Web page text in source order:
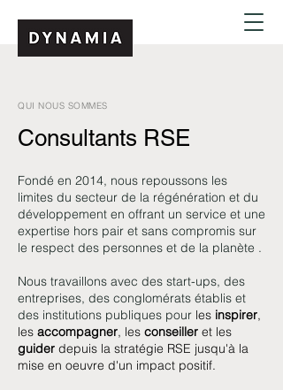
QUI NOUS SOMMES
Consultants RSE
Fondé en 2014, nous repoussons les
limites du secteur de la régénération et du
développement en offrant un service et une
expertise hors pair et sans compromis sur
le respect des personnes et de la planète .
Nous travaillons avec des start-ups, des
entreprises, des conglomérats établis et
des institutions publiques pour les inspirer,
les accompagner, les conseiller et les
guider depuis la stratégie RSE jusqu'à la
mise en oeuvre d'un impact positif.